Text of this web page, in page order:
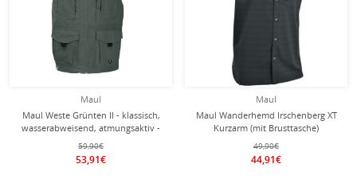
Maul
Maul Weste Grünten II - klassisch,
wasserabweisend, atmungsaktiv -
olivegrün Herren
59,90€
53,91€
Maul
Maul Wanderhemd Irschenberg XT
Kurzarm (mit Brusttasche)
dunkelgrau Herren
49,90€
44,91€